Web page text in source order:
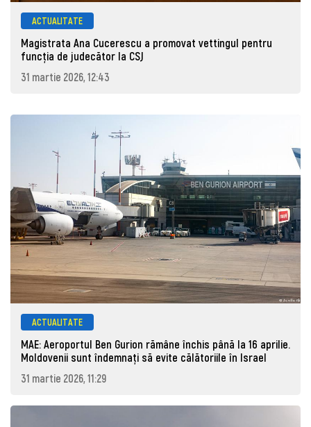
ACTUALITATE
Magistrata Ana Cucerescu a promovat vettingul pentru
funcția de judecător la CSJ
31 martie 2026, 12:43
ACTUALITATE
MAE: Aeroportul Ben Gurion rămâne închis până la 16 aprilie.
Moldovenii sunt îndemnați să evite călătoriile în Israel
31 martie 2026, 11:29